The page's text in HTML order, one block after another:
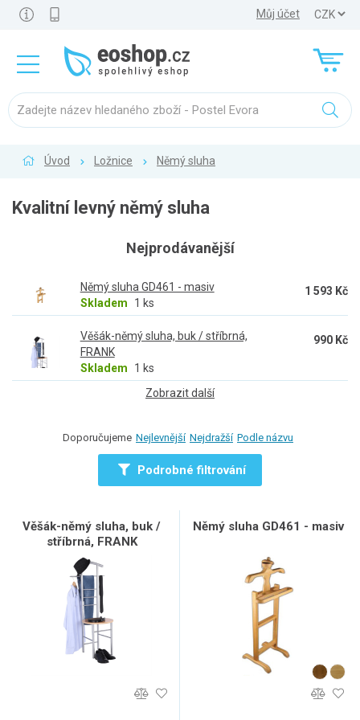
Můj účet
Úvod Ložnice Němý sluha
Kvalitní levný němý sluha
Nejprodávanější
Němý sluha GD461 - masiv
Skladem
1 ks
1 593 Kč
Věšák-němý sluha, buk / stříbrná,
FRANK
Skladem
1 ks
990 Kč
Zobrazit další
Doporučujeme Nejlevnější Nejdražší Podle názvu
Podrobné filtrování
Věšák-němý sluha, buk /
stříbrná, FRANK
Němý sluha GD461 - masiv